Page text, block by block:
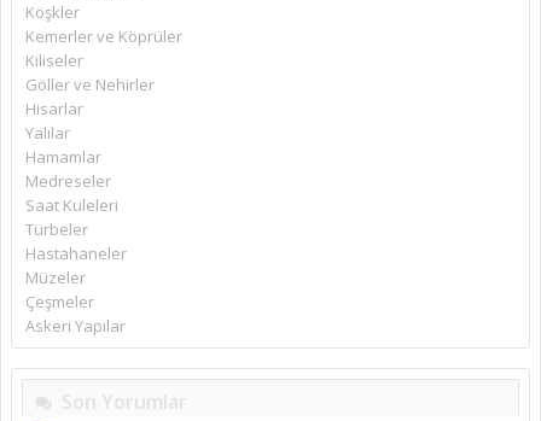
Köşkler
Kemerler ve Köprüler
Kiliseler
Göller ve Nehirler
Hisarlar
Yalılar
Hamamlar
Medreseler
Saat Kuleleri
Türbeler
Hastahaneler
Müzeler
Çeşmeler
Askeri Yapılar
Son Yorumlar